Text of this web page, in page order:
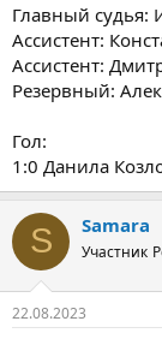
Главный судья:
Ассистент:
Ассистент:
Резервный:
Гол:
1:0 Данила
S Samara
Участник
22.08.2023